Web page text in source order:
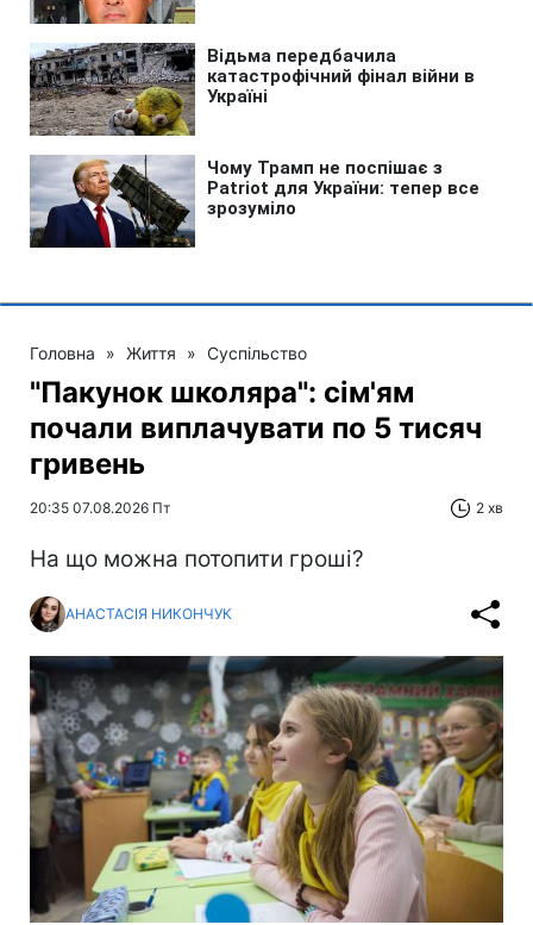
Головна » Життя » Суспільство
"Пакунок школяра": сім'ям
почали виплачувати по 5 тисяч
гривень
20:35 07.08.2026 Пт 2 хв
На що можна потопити гроші?
АНАСТАСІЯ НИКОНЧУК